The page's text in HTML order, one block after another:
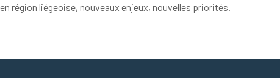
région liégeoise, nouveaux enjeux, nouvelles priorités.